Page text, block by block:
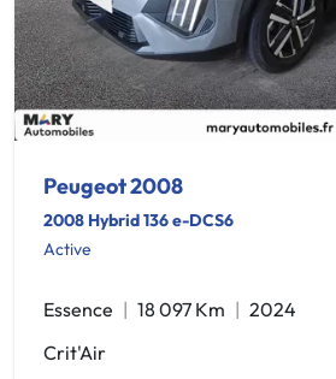
Peugeot 2008
2008 Hybrid 136 e-DCS6
Active
Essence 18 097 Km
2024
Crit'Air